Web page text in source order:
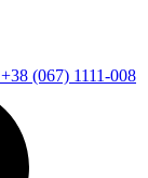
+38 (067) 1111-008